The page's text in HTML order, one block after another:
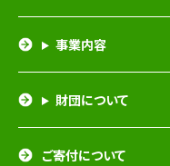
事業内容
財団について
ご寄付について